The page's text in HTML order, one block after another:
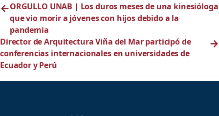
←ORGULLO UNAB | Los duros meses de una kinesióloga
que vio morir a jóvenes con hijos debido a la
pandemia
Director de Arquitectura Viña del Mar participó de
conferencias internacionales en universidades de
Ecuador y Perú
→